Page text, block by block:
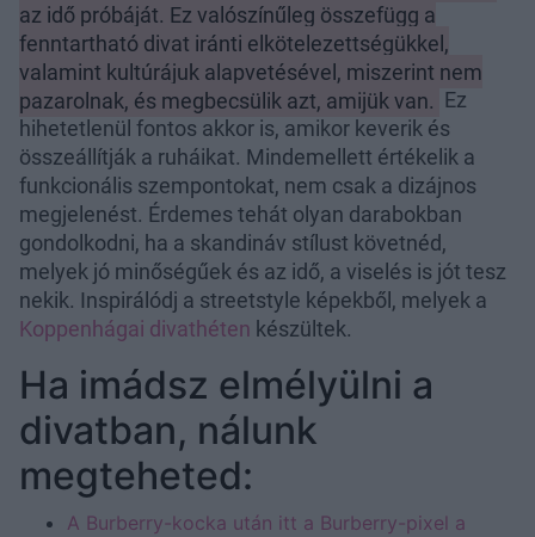
az idő próbáját. Ez valószínűleg összefügg a
fenntartható divat iránti elkötelezettségükkel,
valamint kultúrájuk alapvetésével, miszerint nem
pazarolnak, és megbecsülik azt, amijük van. Ez
hihetetlenül fontos akkor is, amikor keverik és
összeállítják a ruháikat. Mindemellett értékelik a
funkcionális szempontokat, nem csak a dizájnos
megjelenést. Érdemes tehát olyan darabokban
gondolkodni, ha a skandináv stílust követnéd,
melyek jó minőségűek és az idő, a viselés is jót tesz
nekik. Inspirálódj a streetstyle képekből, melyek a
Koppenhágai divathéten készültek.
Ha imádsz elmélyülni a
divatban, nálunk
megteheted:
A Burberry-kocka után itt a Burberry-pixel a